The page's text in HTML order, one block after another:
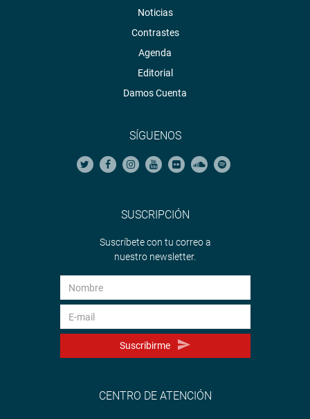
Noticias
Contrastes
Agenda
Editorial
Damos Cuenta
SÍGUENOS
SUSCRIPCIÓN
Suscríbete con tu correo a
nuestro newsletter.
Suscribirme
CENTRO DE ATENCIÓN